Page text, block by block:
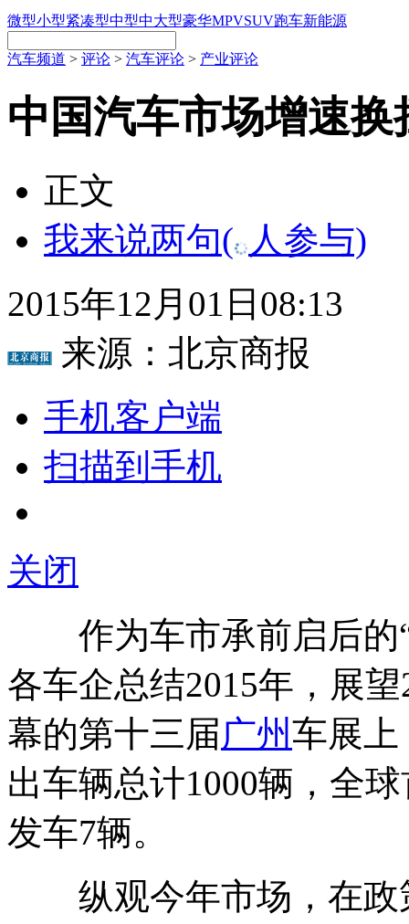
微型小型紧凑型中型中大型豪华MPVSUV跑车新能源
汽车频道 > 评论 > 汽车评论 > 产业评论
中国汽车市场增速
正文
我来说两句( 人参与)
2015年12月01日08:13
来源： 北京商报
手机客户端
扫描到手机
关闭
作为车市承前启后的“
各车企总结2015年，展
幕的第十三届广州车展上
出车辆总计1000辆，全
发车7辆。
纵观今年市场，在政